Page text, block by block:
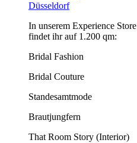
Düsseldorf
In unserem Experience Store
findet ihr auf 1.200 qm:
Bridal Fashion
Bridal Couture
Standesamtmode
Brautjungfern
That Room Story (Interior)